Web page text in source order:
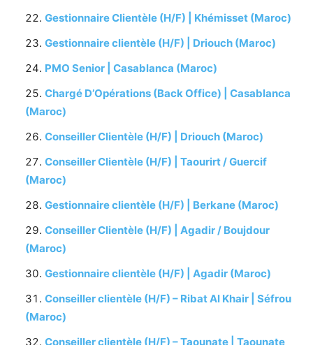
Gestionnaire Clientèle (H/F) | Khémisset (Maroc)
Gestionnaire clientèle (H/F) | Driouch (Maroc)
PMO Senior | Casablanca (Maroc)
Chargé D’Opérations (Back Office) | Casablanca
(Maroc)
Conseiller Clientèle (H/F) | Driouch (Maroc)
Conseiller Clientèle (H/F) | Taourirt / Guercif
(Maroc)
Gestionnaire clientèle (H/F) | Berkane (Maroc)
Conseiller Clientèle (H/F) | Agadir / Boujdour
(Maroc)
Gestionnaire clientèle (H/F) | Agadir (Maroc)
Conseiller clientèle (H/F) – Ribat Al Khair | Séfrou
(Maroc)
Conseiller clientèle (H/F) – Taounate | Taounate